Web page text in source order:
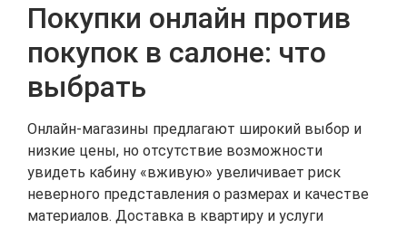
Покупки онлайн против
покупок в салоне: что
выбрать
Онлайн-магазины предлагают широкий выбор и
низкие цены, но отсутствие возможности
увидеть кабину «вживую» увеличивает риск
неверного представления о размерах и качестве
материалов. Доставка в квартиру и услуги